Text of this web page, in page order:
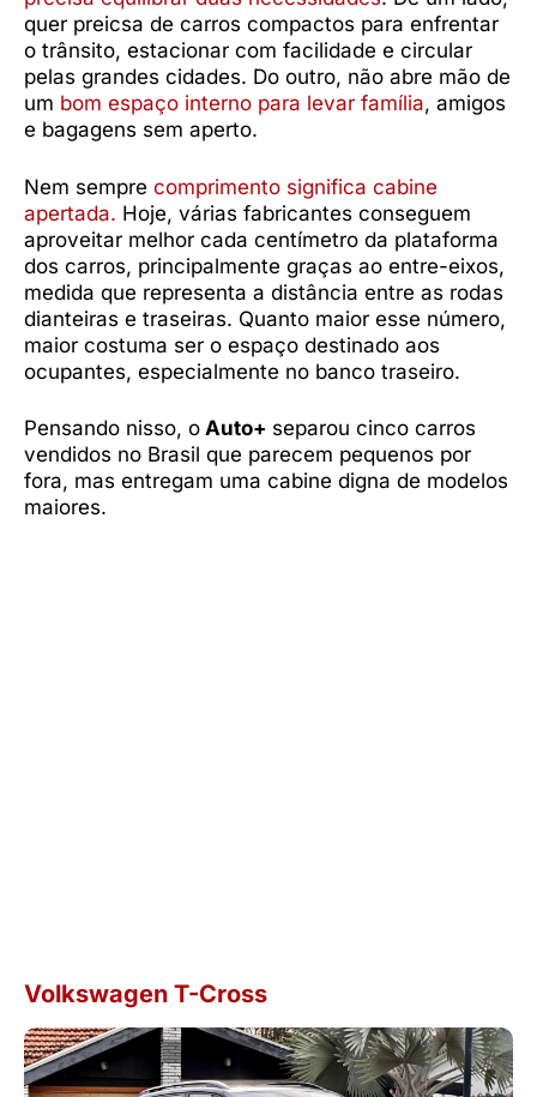
quer preicsa de carros compactos para enfrentar
o trânsito, estacionar com facilidade e circular
pelas grandes cidades. Do outro, não abre mão de
um bom espaço interno para levar família, amigos
e bagagens sem aperto.
Nem sempre comprimento significa cabine
apertada. Hoje, várias fabricantes conseguem
aproveitar melhor cada centímetro da plataforma
dos carros, principalmente graças ao entre-eixos,
medida que representa a distância entre as rodas
dianteiras e traseiras. Quanto maior esse número,
maior costuma ser o espaço destinado aos
ocupantes, especialmente no banco traseiro.
Pensando nisso, o Auto+ separou cinco carros
vendidos no Brasil que parecem pequenos por
fora, mas entregam uma cabine digna de modelos
maiores.
Volkswagen T-Cross